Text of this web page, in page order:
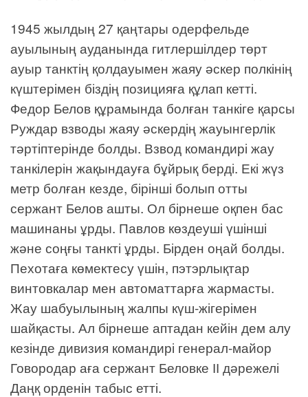
1945 жылдың 27 қаңтары одерфельде
ауылының ауданында гитлершілдер төрт
ауыр танктің қолдауымен жаяу әскер полкінің
күштерімен біздің позицияға құлап кетті.
Федор Белов құрамында болған танкіге қарсы
Руждар взводы жаяу әскердің жауынгерлік
тәртіптерінде болды. Взвод командирі жау
танкілерін жақындауға бұйрық берді. Екі жүз
метр болған кезде, бірінші болып отты
сержант Белов ашты. Ол бірнеше оқпен бас
машинаны ұрды. Павлов көздеуші үшінші
және соңғы танкті ұрды. Бірден оңай болды.
Пехотаға көмектесу үшін, пэтэрлықтар
винтовкалар мен автоматтарға жармасты.
Жау шабуылының жалпы күш-жігерімен
шайқасты. Ал бірнеше аптадан кейін дем алу
кезінде дивизия командирі генерал-майор
Говородар аға сержант Беловке ІІ дәрежелі
Даңқ орденін табыс етті.